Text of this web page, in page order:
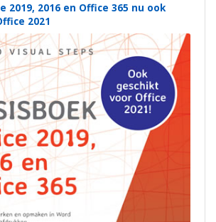
2019, 2016 en Office 365 nu ook
2021